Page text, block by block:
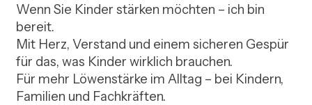
Wenn Sie Kinder stärken möchten – ich bin
bereit.
Mit Herz, Verstand und einem sicheren Gespür
für das, was Kinder wirklich brauchen.
Für mehr Löwenstärke im Alltag – bei Kindern,
Familien und Fachkräften.